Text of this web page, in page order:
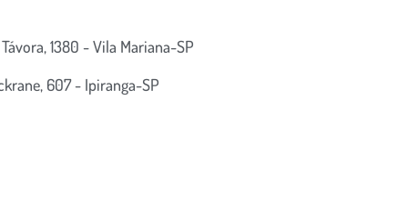
1380 - Vila Mariana-SP
607 - Ipiranga-SP